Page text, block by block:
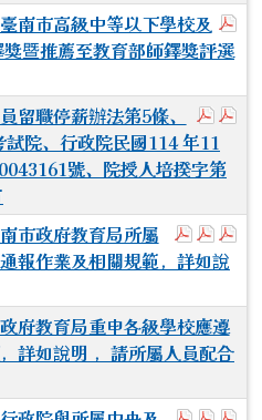
南市高級中等以下學校及
暨推薦至教育部師鐸獎評選
於彈
留職停薪辦法第5條、
院、行政院民國114 年11
號、院授人培揆字第
於彈跳
於彈
市政府教育局所屬
報作業及相關規範，詳如說
府教育局重申各級學校應遵
詳如說明 ，請所屬人員配合